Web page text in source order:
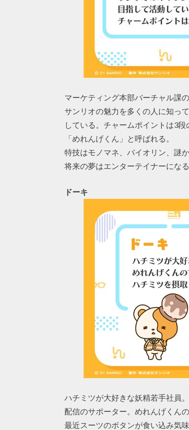
マーケティング本部バーチャル課の
サンリオの魅力を多くの人に知っ
している。チャームポイントは3段
「めれんげくん」と呼ばれる。
特技はモノマネ、バイオリン、謎か
将来の夢はエンターテイナーになる
ドーキ
ハチミツが大好きな妖精若手社員。
配信のサポーター。めれんげくん
最近スーツのボタンが食い込み気味